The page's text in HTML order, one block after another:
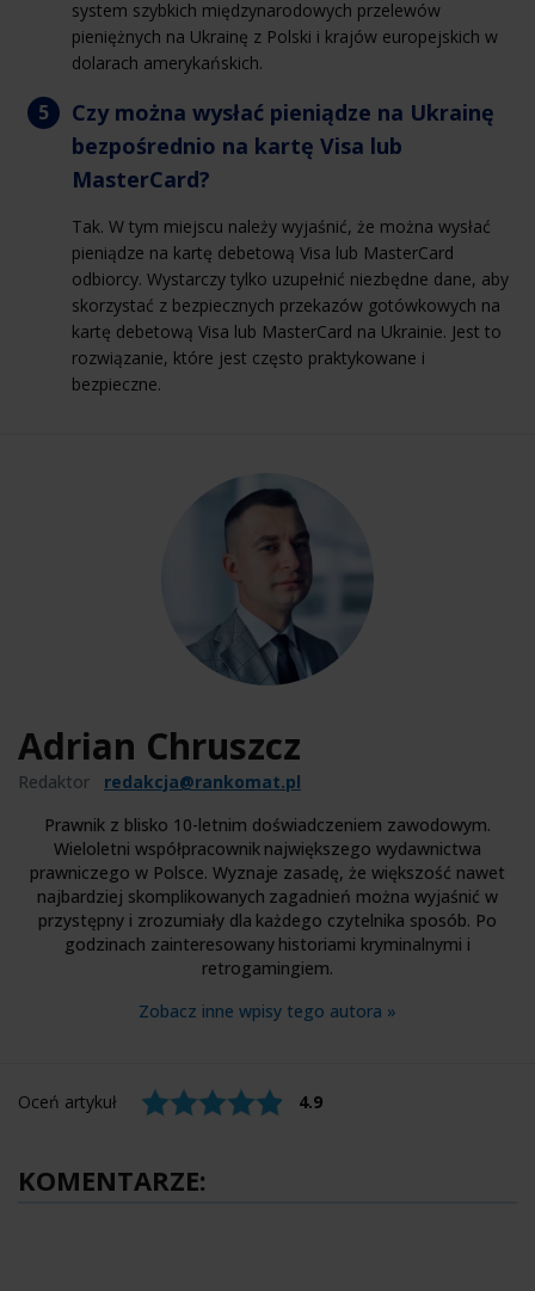
system szybkich międzynarodowych przelewów
pieniężnych na Ukrainę z Polski i krajów europejskich w
dolarach amerykańskich.
Czy można wysłać pieniądze na Ukrainę
bezpośrednio na kartę Visa lub
MasterCard?
Tak. W tym miejscu należy wyjaśnić, że można wysłać
pieniądze na kartę debetową Visa lub MasterCard
odbiorcy. Wystarczy tylko uzupełnić niezbędne dane, aby
skorzystać z bezpiecznych przekazów gotówkowych na
kartę debetową Visa lub MasterCard na Ukrainie. Jest to
rozwiązanie, które jest często praktykowane i
bezpieczne.
Adrian Chruszcz
Redaktor
redakcja@rankomat.pl
Prawnik z blisko 10-letnim doświadczeniem zawodowym.
Wieloletni współpracownik największego wydawnictwa
prawniczego w Polsce. Wyznaje zasadę, że większość nawet
najbardziej skomplikowanych zagadnień można wyjaśnić w
przystępny i zrozumiały dla każdego czytelnika sposób. Po
godzinach zainteresowany historiami kryminalnymi i
retrogamingiem.
Zobacz inne wpisy tego autora »
Oceń artykuł 4.9
KOMENTARZE: